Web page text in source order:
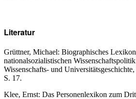
Literatur
Grüttner, Michael: Biographisches
nationalsozialistischen
Wissenschafts- und
S. 17.
Klee, Ernst: Das Personenlexikon zum